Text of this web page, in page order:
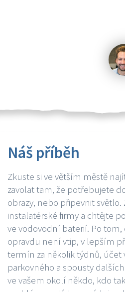
Náš příběh
Zkuste si ve větším městě
zavolat tam, že potřebujete
obrazy, nebo připevnit světlo.
instalatérské firmy a chtějte
ve vodovodní baterií. Po tom,
opravdu není vtip, v lepším
termín za několik týdnů, účet
parkovného a spousty
ve vašem okolí někdo, kdo